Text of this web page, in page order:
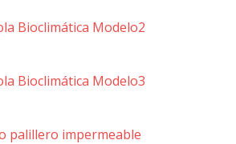
Bioclimática Modelo2
Bioclimática Modelo3
palillero impermeable